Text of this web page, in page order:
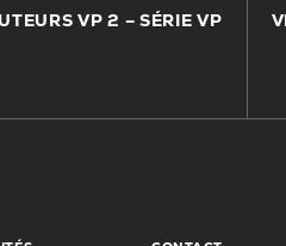
VP 2 – SÉRIE VP